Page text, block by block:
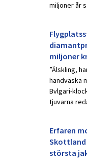
miljoner år
miljoner
”Älskling,
handväska
Bvlgari-
tjuvarna
Erfaren
Skottland
största